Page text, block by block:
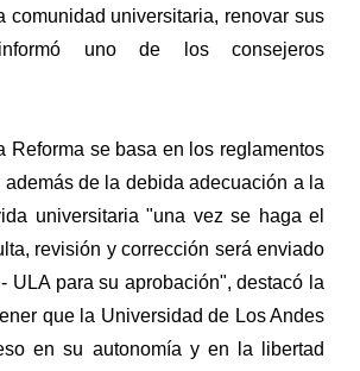
comunidad universitaria, renovar sus
informó uno de los consejeros
Reforma se basa en los reglamentos
de la debida adecuación a la
universitaria "una vez se haga el
revisión y corrección será enviado
ULA para su aprobación", destacó la
que la Universidad de Los Andes
en su autonomía y en la libertad